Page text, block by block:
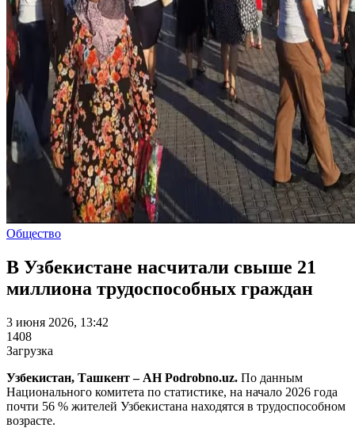
Общество
В Узбекистане насчитали свыше 21
миллиона трудоспособных граждан
3 июня 2026, 13:42
1408
Загрузка
Узбекистан, Ташкент – АН Podrobno.uz. По данным
Национального комитета по статистике, на начало 2026 года
почти 56 % жителей Узбекистана находятся в трудоспособном
возрасте.